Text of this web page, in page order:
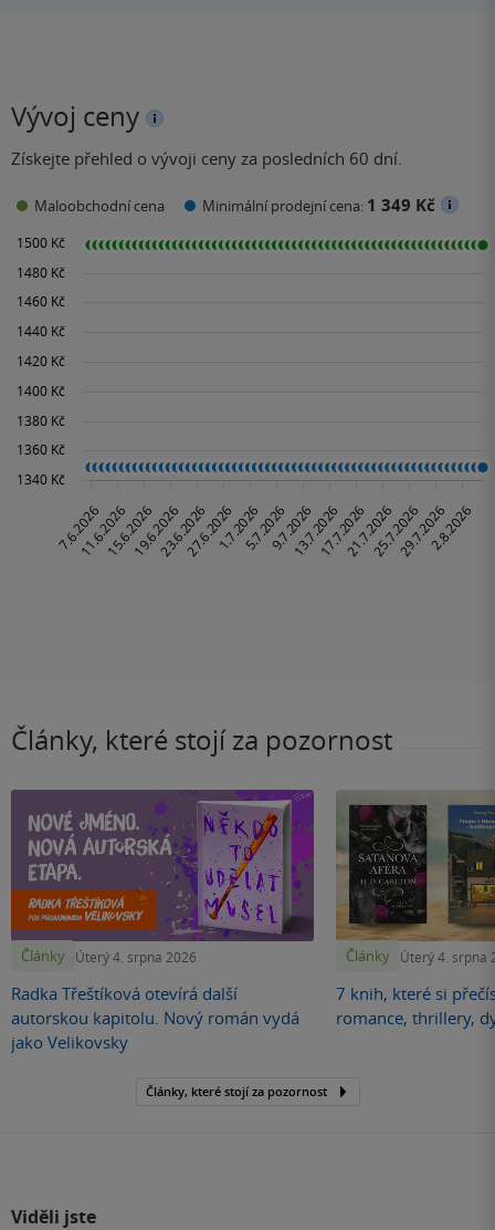
Vývoj ceny
Získejte přehled o vývoji ceny za posledních 60 dní.
Maloobchodní cena Minimální prodejní cena: 1 349 Kč
Články, které stojí za pozornost
Články Úterý 4. srpna 2026
Radka Třeštíková otevírá další
autorskou kapitolu. Nový román vydá
jako Velikovsky
Články Úterý 4. srpna
7 knih, které si
romance, thrillery,
Články, které stojí za pozornost
Viděli jste